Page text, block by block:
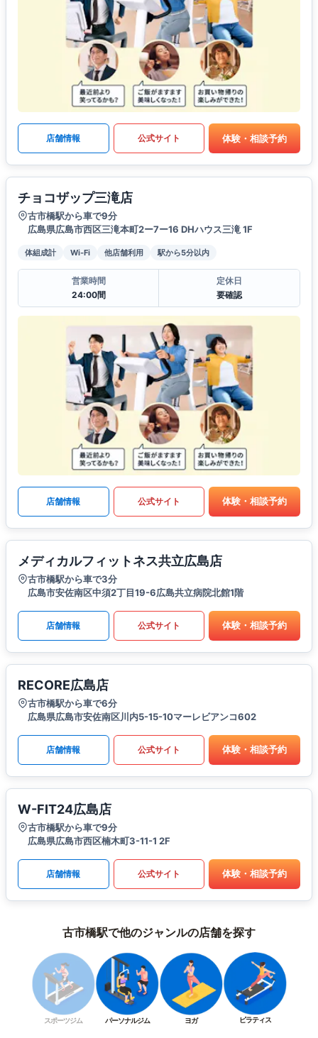
店舗情報 公式サイト 体験・相談予約
チョコザップ三滝店
古市橋駅から車で9分
広島県広島市西区三滝本町2ー7ー16 DHハウス三滝 1F
体組成計 Wi-Fi 他店舗利用 駅から5分以内
営業時間
24:00間
定休日
要確認
店舗情報 公式サイト 体験・相談予約
メディカルフィットネス共立広島店
古市橋駅から車で3分
広島市安佐南区中須2丁目19-6広島共立病院北館1階
店舗情報 公式サイト 体験・相談予約
RECORE広島店
古市橋駅から車で6分
広島県広島市安佐南区川内5-15-10マーレビアンコ602
店舗情報 公式サイト 体験・相談予約
W-FIT24広島店
古市橋駅から車で9分
広島県広島市西区楠木町3-11-1 2F
店舗情報 公式サイト 体験・相談予約
古市橋駅で他のジャンルの店舗を探す
スポーツジム パーソナルジム ヨガ ピラティス